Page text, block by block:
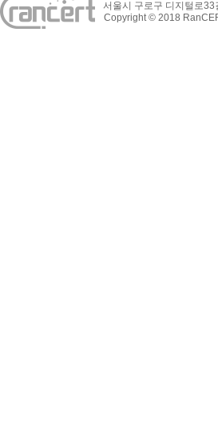
서울시 구로구 디지털로
Copyright © 2018